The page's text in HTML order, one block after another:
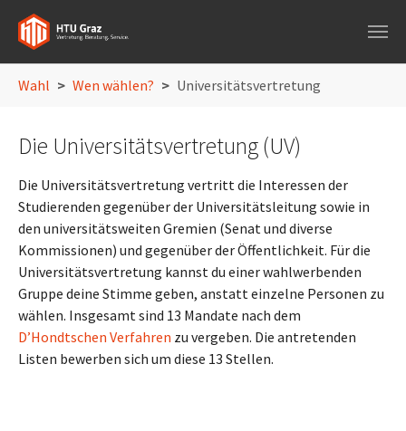
Wahl Wen wählen? Universitätsvertretung
Die Universitätsvertretung (UV)
Die Universitätsvertretung vertritt die Interessen der
Studierenden gegenüber der Universitätsleitung sowie in
den universitätsweiten Gremien (Senat und diverse
Kommissionen) und gegenüber der Öffentlichkeit. Für die
Universitätsvertretung kannst du einer wahlwerbenden
Gruppe deine Stimme geben, anstatt einzelne Personen zu
wählen. Insgesamt sind 13 Mandate nach dem
D’Hondtschen Verfahren zu vergeben. Die antretenden
Listen bewerben sich um diese 13 Stellen.